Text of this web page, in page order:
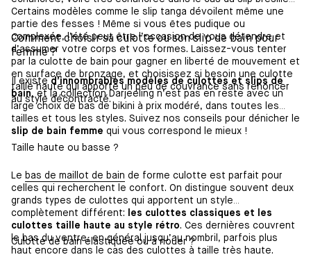
Certains modèles comme le slip tanga dévoilent même une
partie des fesses ! Même si vous êtes pudique ou
complexée, l’été peut être l’occasion de vous détendre et
d’assumer votre corps et vos formes. Laissez-vous tenter
par la culotte de bain pour gagner en liberté de mouvement et
en surface de bronzage, et choisissez si besoin une culotte
taille haute qui apporte un peu de couvrance sans renoncer
au style décontracté.
Comment choisir sa culotte ou son slip de bain pour
femme ?
Il existe d’innombrables modèles de culottes et slips de
bain, et la collection Darjeeling n’est pas en reste avec un
large choix de bas de bikini à prix modéré, dans toutes les
tailles et tous les styles. Suivez nos conseils pour dénicher le
slip de bain femme qui vous correspond le mieux !
Taille haute ou basse ?
Le bas de maillot de bain de forme culotte est parfait pour
celles qui recherchent le confort. On distingue souvent deux
grands types de culottes qui apportent un style
complètement différent:
les culottes classiques et les
culottes taille haute au style rétro. Ces dernières couvrent
le bas du ventre, en général jusqu’au nombril, parfois plus
haut encore dans le cas des culottes à taille très haute.
Culotte de bain élastiquée ou à nouer ?